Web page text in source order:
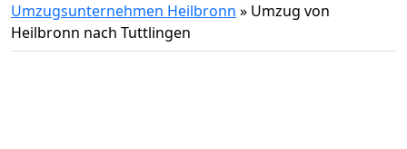
Umzugsunternehmen Heilbronn » Umzug von
Heilbronn nach Tuttlingen